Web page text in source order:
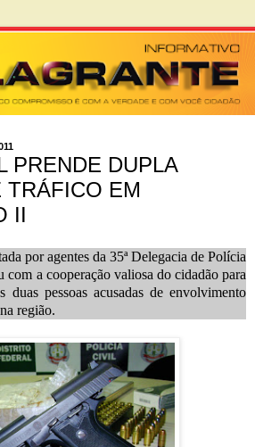
PRENDE DUPLA
TRÁFICO EM
II
por agentes da 35ª Delegacia de Polícia
a cooperação valiosa do cidadão para
duas pessoas acusadas de envolvimento
região.